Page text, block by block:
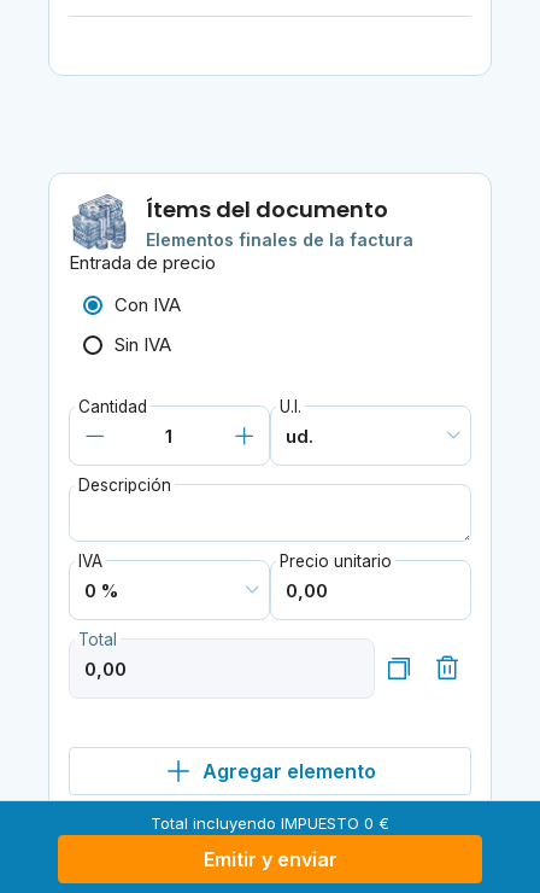
Ítems del documento
Elementos finales de la factura
Entrada de precio
Con IVA
Sin IVA
Cantidad U.I.
Descripción
IVA Precio unitario
Total
Agregar elemento
Total sin IVA 0 €
Total incluyendo IMPUESTO 0 €
Emitir y enviar